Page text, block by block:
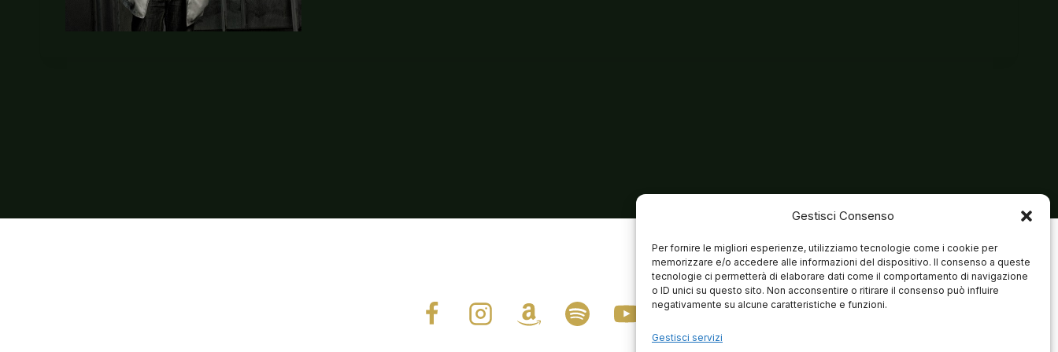
Gestisci Consenso
Per fornire le migliori esperienze, utilizziamo tecnologie come i cookie per
memorizzare e/o accedere alle informazioni del dispositivo. Il consenso a queste
tecnologie ci permetterà di elaborare dati come il comportamento di navigazione
o ID unici su questo sito. Non acconsentire o ritirare il consenso può influire
negativamente su alcune caratteristiche e funzioni.
Gestisci servizi